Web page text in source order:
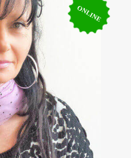
ONLINE
Budu váš dobrý
přesně jakoukoliv
Mám
Jejich moudrost,
pomáhat ostatním
na lásku, štěstí a